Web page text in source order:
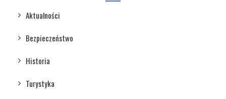
Aktualności
Bezpieczeństwo
Historia
Turystyka